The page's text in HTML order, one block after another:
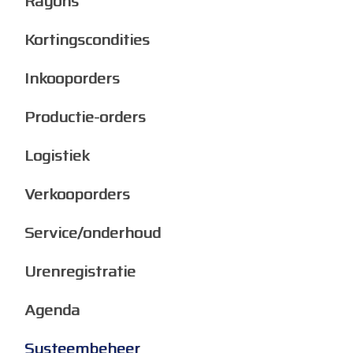
Kortingscondities
Inkooporders
Productie-orders
Logistiek
Verkooporders
Service/onderhoud
Urenregistratie
Agenda